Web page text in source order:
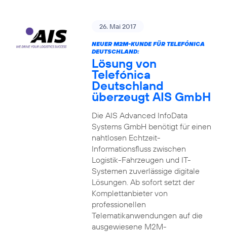
26. Mai 2017
NEUER M2M-KUNDE FÜR TELEFÓNICA
DEUTSCHLAND:
Lösung von
Telefónica
Deutschland
überzeugt AIS GmbH
Die AIS Advanced InfoData
Systems GmbH benötigt für einen
nahtlosen Echtzeit-
Informationsfluss zwischen
Logistik-Fahrzeugen und IT-
Systemen zuverlässige digitale
Lösungen. Ab sofort setzt der
Komplettanbieter von
professionellen
Telematikanwendungen auf die
ausgewiesene M2M-